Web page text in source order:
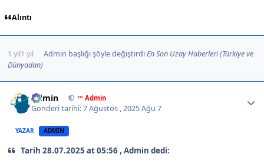
Alıntı
1 yıl1 yıl Admin başlığı şöyle değiştirdiEn Son Uzay Haberleri (Türkiye ve
Dünyadan)
Admin ™ Admin
Gönderi tarihi:7 Ağustos , 2025Ağu 7
YAZAR ADMIN
Tarih 28.07.2025 at 05:56 , Admin dedi: